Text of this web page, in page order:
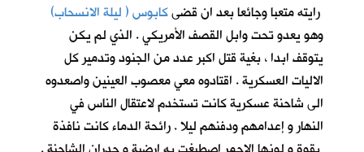
رايته متعبا وجائعا بعد ان قضىكابوس ( ليلة الانسحاب)
وهو يعدو تحت وابل القصف الأمريكي . الذي لم يكن
يتوقف ابدا ، بغية قتل اكبر عدد من الجنود وتدمير كل
الاليات العسكرية . اقتادوه معي معصوب العينين واصعدوه
الى شاحنة عسكرية كانت تستخدم لاعتقال الناس في
النهار و إعدامهم ودفنهم ليلا . رائحة الدماء كانت نافذة